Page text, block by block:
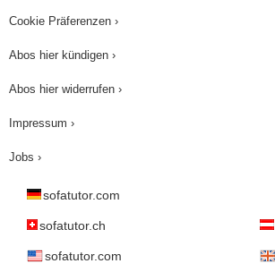
Cookie Präferenzen ›
Abos hier kündigen ›
Abos hier widerrufen ›
Impressum ›
Jobs ›
sofatutor.com
sofatutor.ch
sofatutor.com